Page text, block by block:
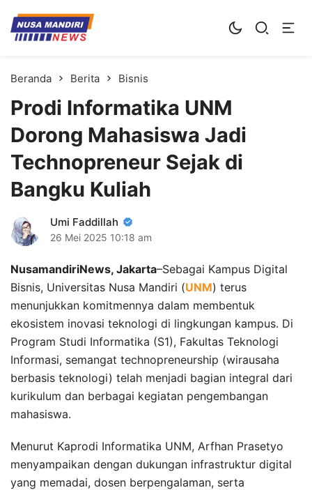
Kampus Digital Bisnis
Universitas Nusa Mandiri
Beranda Berita Bisnis
Prodi Informatika UNM
Dorong Mahasiswa Jadi
Technopreneur Sejak di
Bangku Kuliah
Umi Faddillah
26 Mei 2025 10:18 am
NusamandiriNews, Jakarta–Sebagai Kampus Digital
Bisnis, Universitas Nusa Mandiri (UNM) terus
menunjukkan komitmennya dalam membentuk
ekosistem inovasi teknologi di lingkungan kampus. Di
Program Studi Informatika (S1), Fakultas Teknologi
Informasi, semangat technopreneurship (wirausaha
berbasis teknologi) telah menjadi bagian integral dari
kurikulum dan berbagai kegiatan pengembangan
mahasiswa.
Menurut Kaprodi Informatika UNM, Arfhan Prasetyo
menyampaikan dengan dukungan infrastruktur digital
yang memadai, dosen berpengalaman, serta